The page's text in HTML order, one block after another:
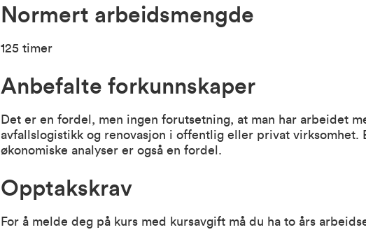
Normert arbeidsmengde
125 timer
Anbefalte forkunnskaper
Det er en fordel, men ingen forutsetning, at man har arbeidet
avfallslogistikk og renovasjon i offentlig eller privat virksomhet.
økonomiske analyser er også en fordel.
Opptakskrav
For å melde deg på kurs med kursavgift må du ha to års